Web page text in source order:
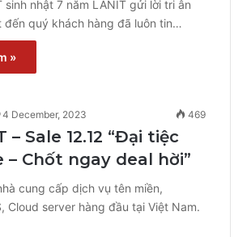
sinh nhật 7 năm LANIT gửi lời tri ân
đến quý khách hàng đã luôn tin…
»
4 December, 2023 469
– Sale 12.12 “Đại tiệc
– Chốt ngay deal hời”
cung cấp dịch vụ tên miền,
Cloud server hàng đầu tại Việt Nam.